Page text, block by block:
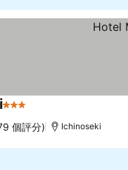
3 星級
個評分) Ichinoseki